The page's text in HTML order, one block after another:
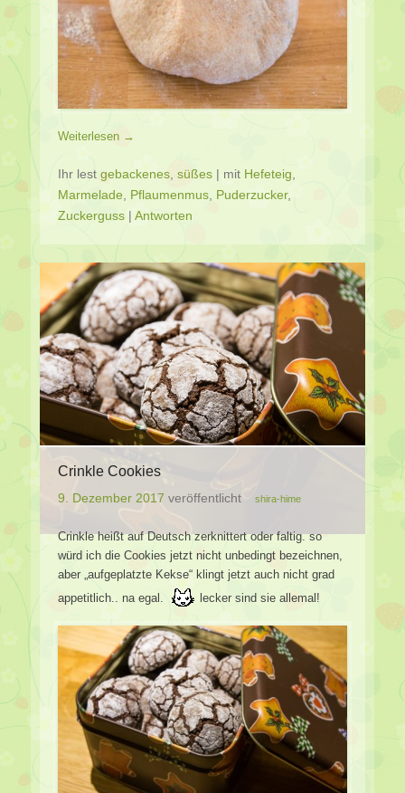
Weiterlesen →
Ihr lest gebackenes süßes | mit Hefeteig
Marmelade
Pflaumenmus Puderzucker,
Zuckerguss | Antworten
Crinkle Cookies
9. Dezember 2017 veröffentlicht shira-hime
Crinkle heißt auf Deutsch zerknittert oder faltig. so
würd ich die Cookies jetzt nicht unbedingt bezeichnen,
aber „aufgeplatzte Kekse“ klingt jetzt auch nicht grad
appetitlich.. na egal.
lecker sind sie allemal!